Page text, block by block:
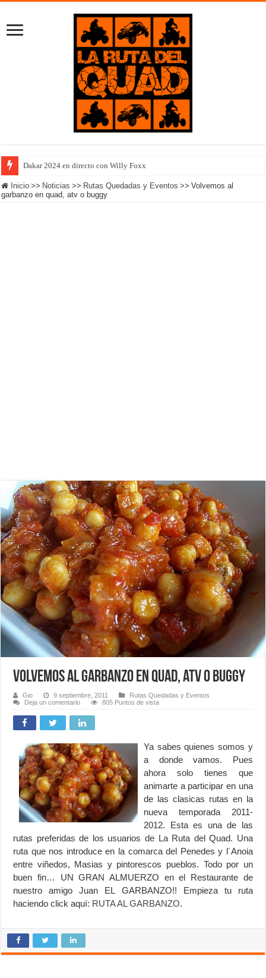
Dakar 2024 en directo con Willy Foxx
Inicio >> Noticias >> Rutas Quedadas y Eventos >> Volvemos al
garbanzo en quad, atv o buggy
Volvemos al garbanzo en quad, atv o buggy
Gio 9 septiembre, 2011
Rutas Quedadas y Eventos
Deja un comentario
805 Puntos de vista
Ya sabes quienes somos y
a donde vamos. Pues
ahora solo tienes que
animarte a participar en una
de las clasicas rutas en la
nueva temporada 2011-
2012. Esta es una de las
rutas preferidas de los usuarios de La Ruta del Quad. Una
ruta que nos introduce en la comarca del Penedes y l´Anoia
entre viñedos, Masias y pintorescos pueblos. Todo por un
buen fin… UN GRAN ALMUERZO en el Restaurante de
nuestro amigo Juan EL GARBANZO!! Empieza tu ruta
haciendo click aquí: RUTA AL GARBANZO.